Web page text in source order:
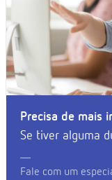
Precisa de mais
Se tiver alguma
Fale com um